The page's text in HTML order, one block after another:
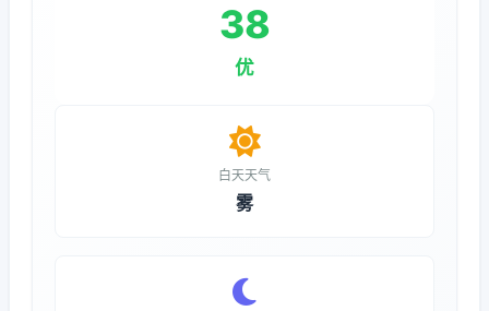
38
优
白天天气
雾